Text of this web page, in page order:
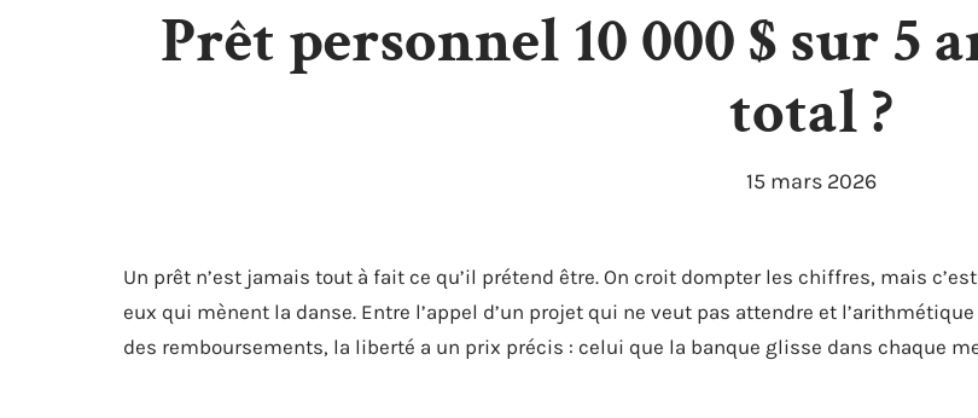
Prêt personnel 10 000 $ sur 5
total ?
15 mars 2026
Un prêt n’est jamais tout à fait ce qu’il prétend être. On croit dompter les chiffres, mais
eux qui mènent la danse. Entre l’appel d’un projet qui ne veut pas attendre et
des remboursements, la liberté a un prix précis : celui que la banque glisse dans chaque